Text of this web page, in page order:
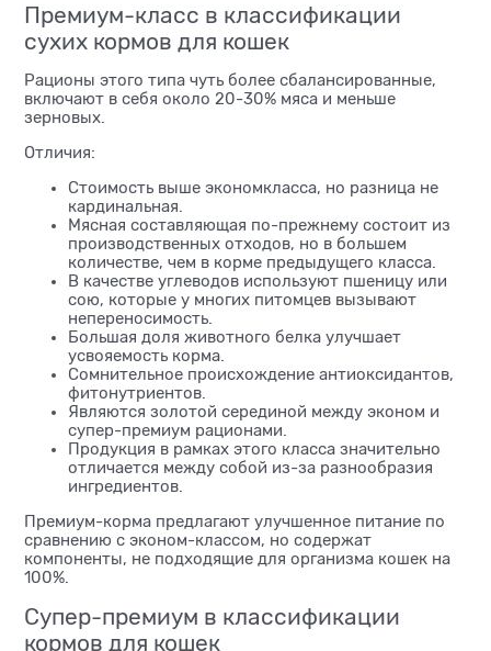
Премиум-класс в классификации
сухих кормов для кошек
Рационы этого типа чуть более сбалансированные,
включают в себя около 20-30% мяса и меньше
зерновых.
Отличия:
Стоимость выше экономкласса, но разница не
кардинальная.
Мясная составляющая по-прежнему состоит из
производственных отходов, но в большем
количестве, чем в корме предыдущего класса.
В качестве углеводов используют пшеницу или
сою, которые у многих питомцев вызывают
непереносимость.
Большая доля животного белка улучшает
усвояемость корма.
Сомнительное происхождение антиоксидантов,
фитонутриентов.
Являются золотой серединой между эконом и
супер-премиум рационами.
Продукция в рамках этого класса значительно
отличается между собой из-за разнообразия
ингредиентов.
Премиум-корма предлагают улучшенное питание по
сравнению с эконом-классом, но содержат
компоненты, не подходящие для организма кошек на
100%.
Супер-премиум в классификации
кормов для кошек